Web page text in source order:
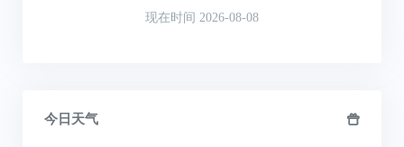
现在时间 2026-08-08
今日天气